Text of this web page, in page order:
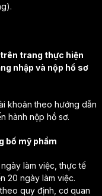
trang thực hiện
nhập và nộp hồ sơ
khoản theo hướng dẫn
hành nộp hồ sơ.
bố mỹ phẩm
làm việc, thực tế
20 ngày làm việc.
quy định, cơ quan